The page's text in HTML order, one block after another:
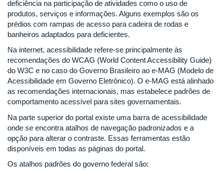
deficiência na participação de atividades como o uso de
produtos, serviços e informações. Alguns exemplos são os
prédios com rampas de acesso para cadeira de rodas e
banheiros adaptados para deficientes.
Na internet, acessibilidade refere-se principalmente às
recomendações do WCAG (World Content Accessibility Guide)
do W3C e no caso do Governo Brasileiro ao e-MAG (Modelo de
Acessibilidade em Governo Eletrônico). O e-MAG está alinhado
as recomendações internacionais, mas estabelece padrões de
comportamento acessível para sites governamentais.
Na parte superior do portal existe uma barra de acessibilidade
onde se encontra atalhos de navegação padronizados e a
opção para alterar o contraste. Essas ferramentas estão
disponíveis em todas as páginas do portal.
Os atalhos padrões do governo federal são: